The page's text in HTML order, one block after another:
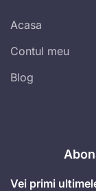
Acasa
Contul meu
Blog
Vei primi